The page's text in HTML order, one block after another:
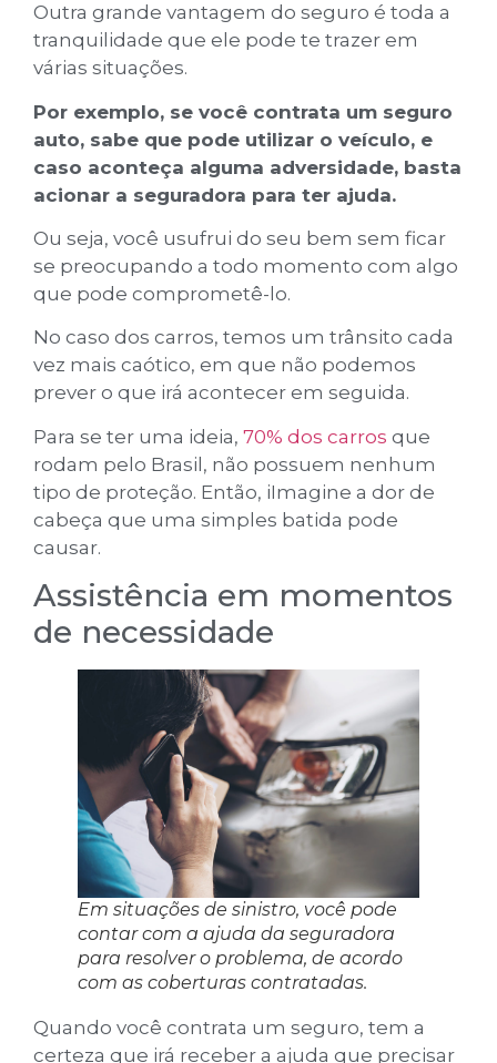
Outra grande vantagem do seguro é toda a
tranquilidade que ele pode te trazer em
várias situações.
Por exemplo, se você contrata um seguro
auto, sabe que pode utilizar o veículo, e
caso aconteça alguma adversidade, basta
acionar a seguradora para ter ajuda.
Ou seja, você usufrui do seu bem sem ficar
se preocupando a todo momento com algo
que pode comprometê-lo.
No caso dos carros, temos um trânsito cada
vez mais caótico, em que não podemos
prever o que irá acontecer em seguida.
Para se ter uma ideia, 70% dos carros que
rodam pelo Brasil, não possuem nenhum
tipo de proteção. Então, iImagine a dor de
cabeça que uma simples batida pode
causar.
Assistência em momentos
de necessidade
Em situações de sinistro, você pode
contar com a ajuda da seguradora
para resolver o problema, de acordo
com as coberturas contratadas.
Quando você contrata um seguro, tem a
certeza que irá receber a ajuda que precisar